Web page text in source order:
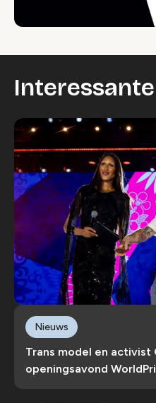
Trans model en activist
openingsavond
Nieuws